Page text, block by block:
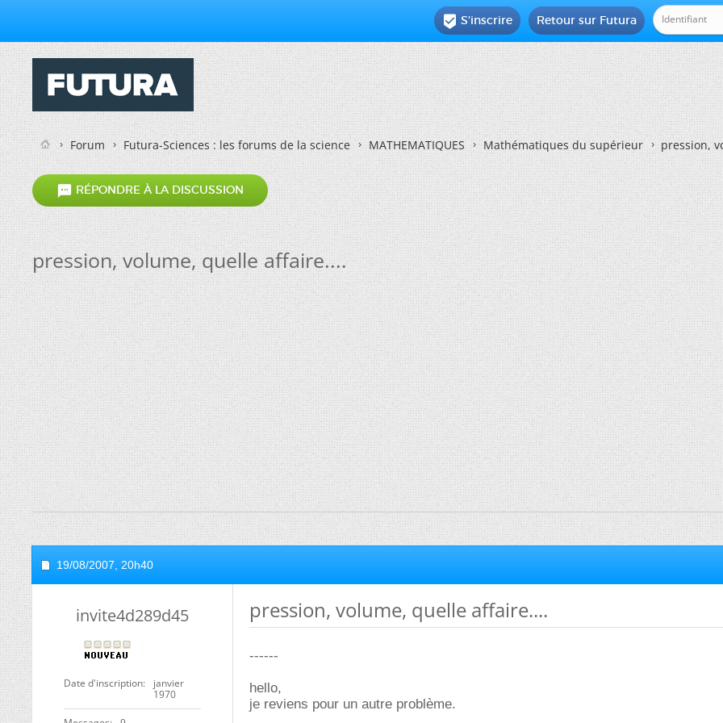
Retour sur Futura
 S'inscrire
Forum Futura-Sciences : les forums de la science MATHEMATIQUES Mathématiques du supérieur pression,
 RÉPONDRE À LA DISCUSSION
pression, volume, quelle affaire....
19/08/2007, 20h40
invite4d289d45
Date d'inscription
janvier
1970
pression, volume, quelle affaire....
------
hello,
je reviens pour un autre problème.